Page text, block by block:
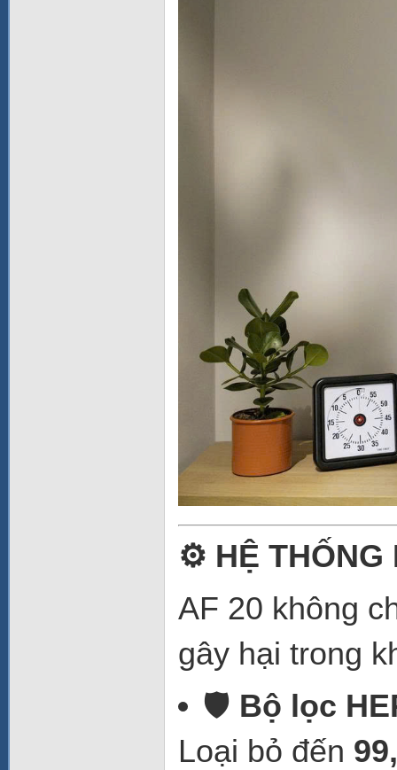
⚙️ HỆ THỐNG
AF 20 không
gây hại trong
🛡️ Bộ lọc
Loại bỏ đến